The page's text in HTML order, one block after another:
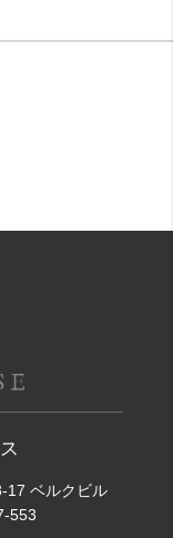
17 ベルクビル
553